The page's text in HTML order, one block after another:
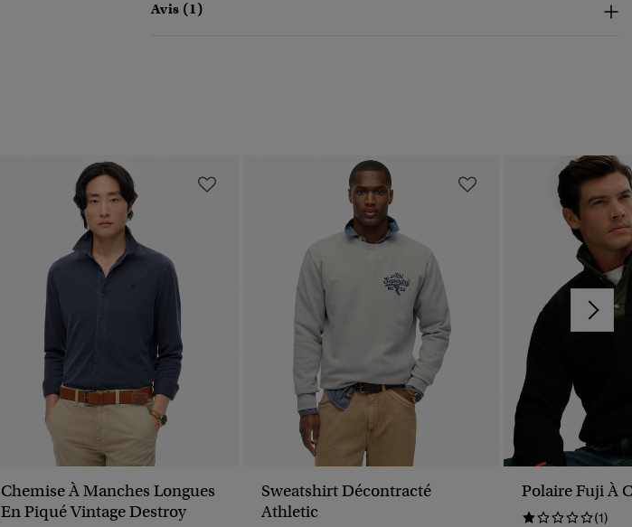
Avis (1)
Chemise À Manches Longues
En Piqué Vintage Destroy
Sweatshirt Décontracté
Athletic
Polaire Fuji À
(1)